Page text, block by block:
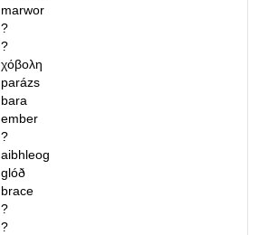
marwor
?
?
χόβολη
parázs
bara
ember
?
aibhleog
glóð
brace
?
?